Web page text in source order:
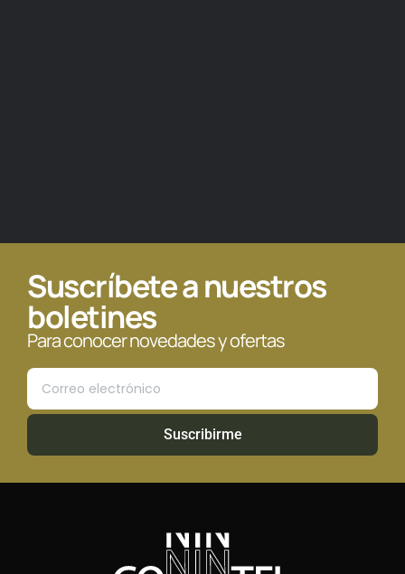
Suscríbete a nuestros
boletines
Para conocer novedades y ofertas
Suscribirme